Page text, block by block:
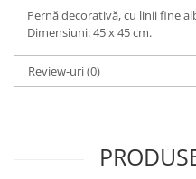
Home Office
Designers' Choice
Pernă decorativă, cu linii fine
Dimensiuni: 45 x 45 cm.
Review-uri(0)